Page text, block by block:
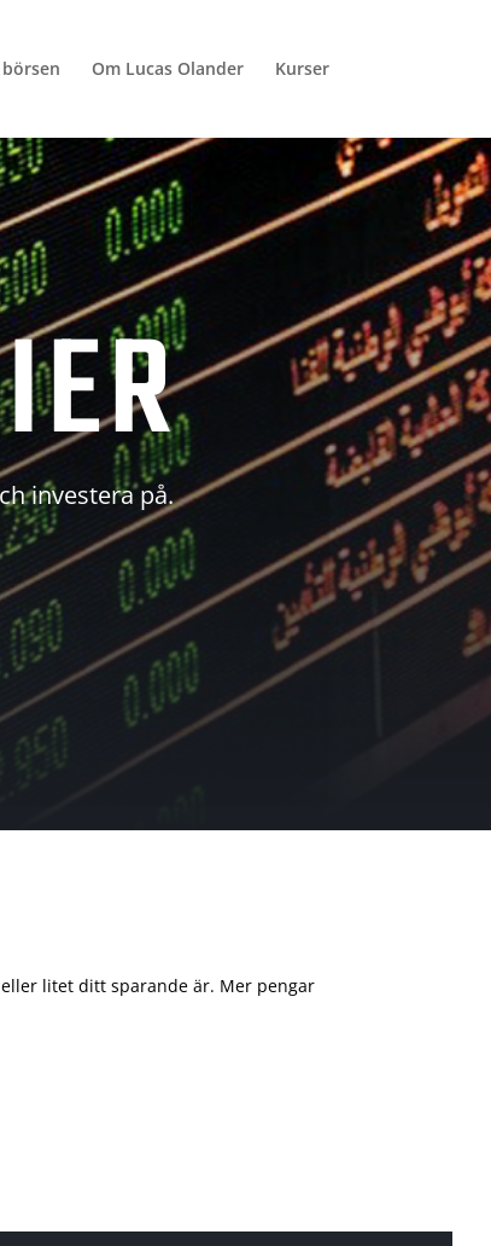
Om Lucas Olander Kurser
investera på.
litet ditt sparande är. Mer pengar